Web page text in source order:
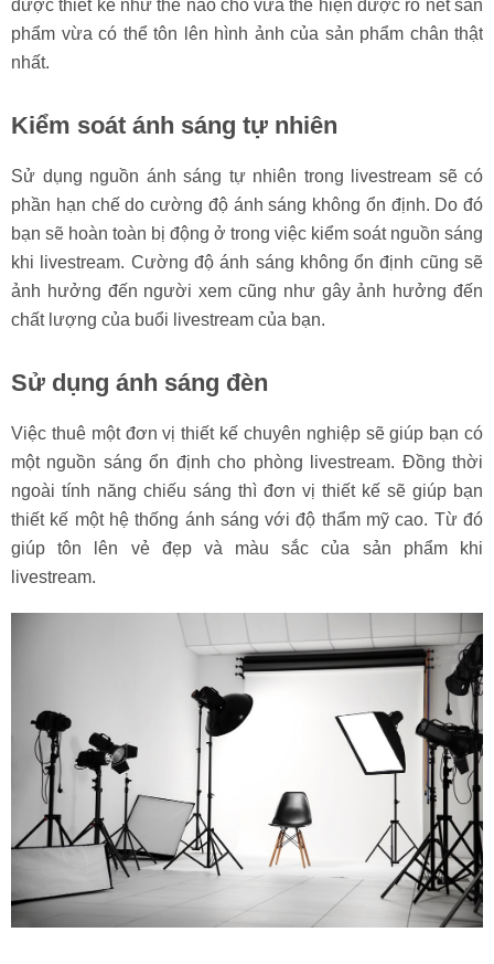
được thiết kế như thế nào cho vừa thể hiện được rõ nét sản
phẩm vừa có thể tôn lên hình ảnh của sản phẩm chân thật
nhất.
Kiểm soát ánh sáng tự nhiên
Sử dụng nguồn ánh sáng tự nhiên trong livestream sẽ có
phần hạn chế do cường độ ánh sáng không ổn định. Do đó
bạn sẽ hoàn toàn bị động ở trong việc kiểm soát nguồn sáng
khi livestream. Cường độ ánh sáng không ổn định cũng sẽ
ảnh hưởng đến người xem cũng như gây ảnh hưởng đến
chất lượng của buổi livestream của bạn.
Sử dụng ánh sáng đèn
Việc thuê một đơn vị thiết kế chuyên nghiệp sẽ giúp bạn có
một nguồn sáng ổn định cho phòng livestream. Đồng thời
ngoài tính năng chiếu sáng thì đơn vị thiết kế sẽ giúp bạn
thiết kế một hệ thống ánh sáng với độ thẩm mỹ cao. Từ đó
giúp tôn lên vẻ đẹp và màu sắc của sản phẩm khi
livestream.